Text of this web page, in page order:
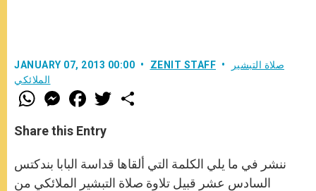
JANUARY 07, 2013 00:00 ZENIT STAFF
صلاة التبشير
الملائكي
W
h
t
s
p
p
M
e
s
e
g
e
r
F
a
e
b
o
k
w
r
Share this Entry
ننشر في ما يلي الكلمة التي ألقاها قداسة البابا بندكتس
السادس عشر قبيل تلاوة صلاة التبشير الملائكي من